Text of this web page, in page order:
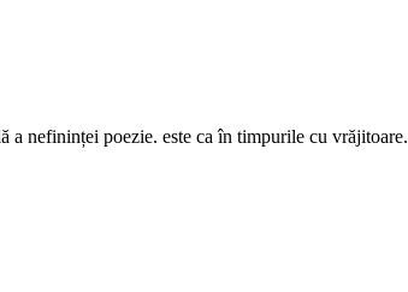
a nefininței poezie. este ca în timpurile cu vrăjitoare.